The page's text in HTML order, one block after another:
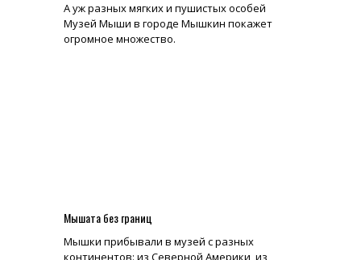
А уж разных мягких и пушистых особей
Музей Мыши в городе Мышкин покажет
огромное множество.
Мышата без границ
Мышки прибывали в музей с разных
континентов: из Северной Америки, из